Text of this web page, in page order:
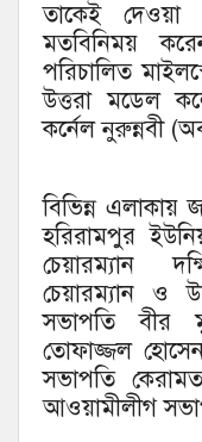
তাকেই দেওয়া
মতবিনিময়
পরিচালিত
উত্তরা মডেল
কর্নেল নুরুন্নবী
বিভিন্ন এলাকায়
হরিরামপুর
চেয়ারম্যান
চেয়ারম্যান ও
সভাপতি বীর
তোফাজ্জল
সভাপতি
আওয়ামীলীগ